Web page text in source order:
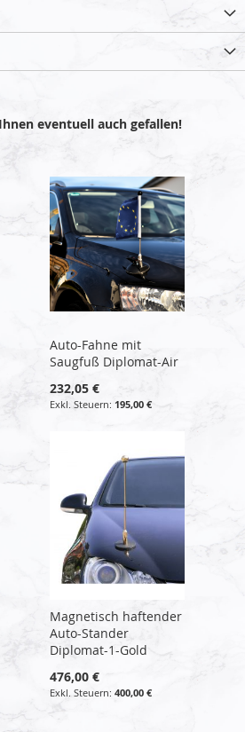
eventuell auch gefallen!
Auto-Fahne mit
Saugfuß Diplomat-Air
232,05 €
195,00 €
Magnetisch haftender
Auto-Stander
Diplomat-1-Gold
476,00 €
400,00 €